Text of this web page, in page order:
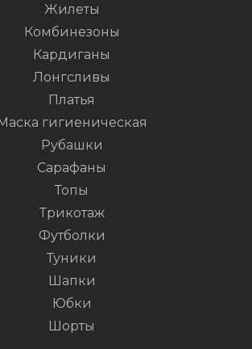
Жилеты
Комбинезоны
Кардиганы
Лонгсливы
Платья
Маска гигиеническая
Рубашки
Сарафаны
Топы
Трикотаж
Футболки
Туники
Шапки
Юбки
Шорты